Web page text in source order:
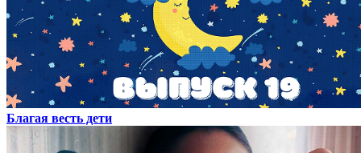
Благая весть дети